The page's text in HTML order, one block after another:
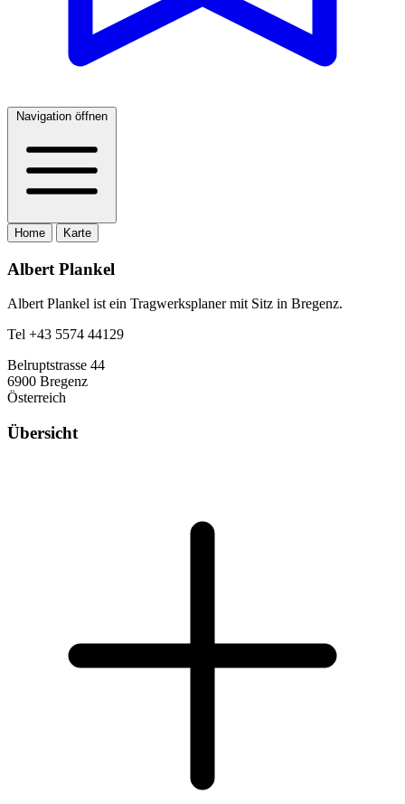
Navigation öffnen
Home Karte
Albert Plankel
Albert Plankel ist ein Tragwerksplaner mit Sitz in Bregenz.
Tel +43 5574 44129
Belruptstrasse 44
6900 Bregenz
Österreich
Übersicht